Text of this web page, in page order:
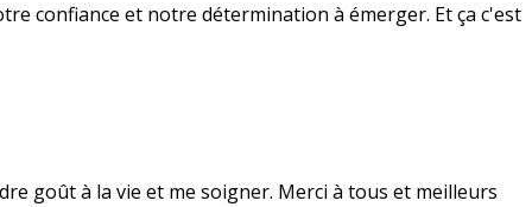
confiance et notre détermination à émerger. Et ça c'est
goût à la vie et me soigner. Merci à tous et meilleurs